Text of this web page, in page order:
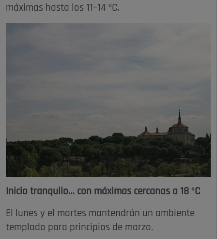
máximas hasta los 11–14 ºC.
Inicio tranquilo… con máximas cercanas a 18 ºC
El lunes y el martes mantendrán un ambiente
templado para principios de marzo.